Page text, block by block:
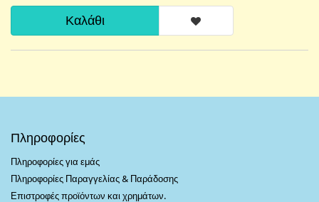
Καλάθι
Πληροφορίες
Πληροφορίες για εμάς
Πληροφορίες Παραγγελίας & Παράδοσης
Επιστροφές προϊόντων και χρημάτων.